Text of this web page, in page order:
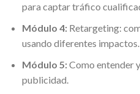
para captar tráfico
Módulo 4:Retargeting:
usando diferentes impactos.
Módulo 5:Como entender
publicidad.